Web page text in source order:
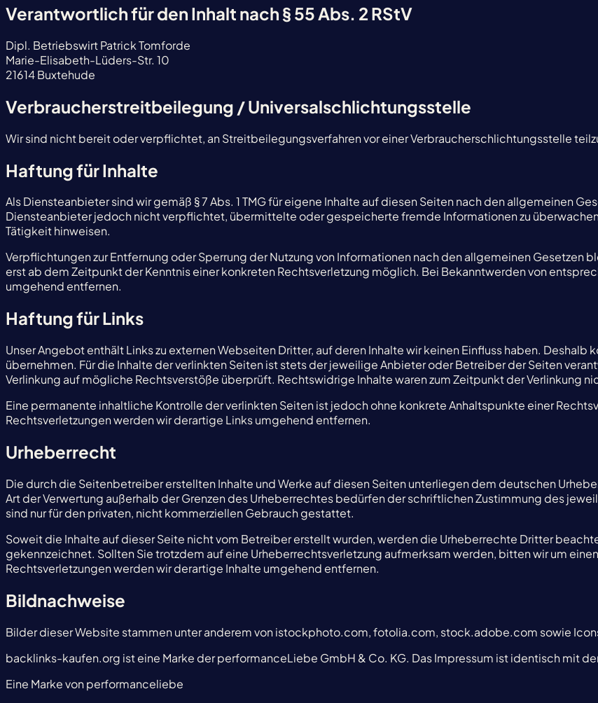
Verantwortlich für den Inhalt nach § 55 Abs. 2 RStV
Dipl. Betriebswirt Patrick Tomforde
Marie-Elisabeth-Lüders-Str. 10
21614 Buxtehude
Verbraucherstreitbeilegung / Universalschlichtungsstelle
Wir sind nicht bereit oder verpflichtet, an Streitbeilegungsverfahren vor einer Verbraucherschlichtungsstelle
Haftung für Inhalte
Als Diensteanbieter sind wir gemäß § 7 Abs. 1 TMG für eigene Inhalte auf diesen Seiten nach den allgemeinen
Diensteanbieter jedoch nicht verpflichtet, übermittelte oder gespeicherte fremde Informationen zu
Tätigkeit hinweisen.
Verpflichtungen zur Entfernung oder Sperrung der Nutzung von Informationen nach den allgemeinen
erst ab dem Zeitpunkt der Kenntnis einer konkreten Rechtsverletzung möglich. Bei Bekanntwerden von
umgehend entfernen.
Haftung für Links
Unser Angebot enthält Links zu externen Webseiten Dritter, auf deren Inhalte wir keinen Einfluss haben.
übernehmen. Für die Inhalte der verlinkten Seiten ist stets der jeweilige Anbieter oder Betreiber der Seiten
Verlinkung auf mögliche Rechtsverstöße überprüft. Rechtswidrige Inhalte waren zum Zeitpunkt der Verlinkung
Eine permanente inhaltliche Kontrolle der verlinkten Seiten ist jedoch ohne konkrete Anhaltspunkte einer
Rechtsverletzungen werden wir derartige Links umgehend entfernen.
Urheberrecht
Die durch die Seitenbetreiber erstellten Inhalte und Werke auf diesen Seiten unterliegen dem deutschen
Art der Verwertung außerhalb der Grenzen des Urheberrechtes bedürfen der schriftlichen Zustimmung des
sind nur für den privaten, nicht kommerziellen Gebrauch gestattet.
Soweit die Inhalte auf dieser Seite nicht vom Betreiber erstellt wurden, werden die Urheberrechte Dritter
gekennzeichnet. Sollten Sie trotzdem auf eine Urheberrechtsverletzung aufmerksam werden, bitten wir um
Rechtsverletzungen werden wir derartige Inhalte umgehend entfernen.
Bildnachweise
Bilder dieser Website stammen unter anderem von istockphoto.com, fotolia.com, stock.adobe.com sowie
backlinks-kaufen.org ist eine Marke der performanceLiebe GmbH & Co. KG. Das Impressum ist identisch mit
Eine Marke von performanceliebe